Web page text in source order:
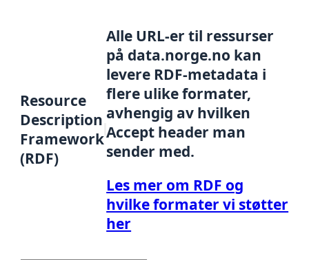
Resource
Description
Framework
(RDF)
Alle URL-er til ressurser
på data.norge.no kan
levere RDF-metadata i
flere ulike formater,
avhengig av hvilken
Accept header man
sender med.
Les mer om RDF og
hvilke formater vi støtter
her